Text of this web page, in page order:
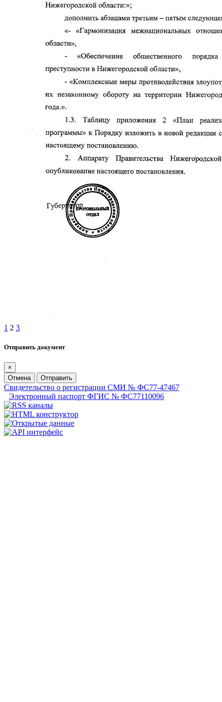
1 2 3
Отправить документ
×
Отмена
Отправить
Свидетельство о регистрации СМИ № ФС77-47467
Электронный паспорт ФГИС № ФС77110096